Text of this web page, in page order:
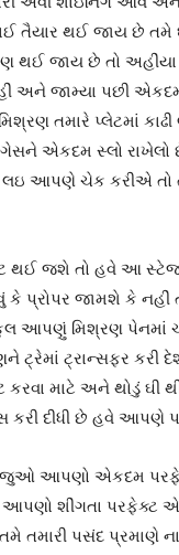
તૈયાર થઈ જાય છે તમે
થઈ જાય છે તો અહીંયા
અને જામ્યા પછી
તમારે પ્લેટમાં કાઢી
એકદમ સ્લો
લઇ આપણે ચેક કરીએ
થઈ જશે તો હવે આ
કે પ્રોપર જામશે કે
આપણું મિશ્રણ પેનમાં
ટ્રાન્સફર કરી
માટે અને થોડું ઘી
કરી દીધી છે હવે આપણે
જુઓ આપણો એકદમ
આપણો શીંગતા
તમારી પસંદ પ્રમાણે